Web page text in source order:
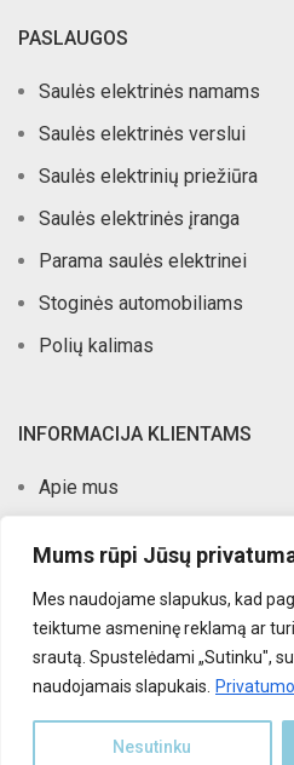
Mums rūpi Jūsų
Mes naudojame slapukus, kad
teiktume asmeninę reklamą ar
srautą. Spustelėdami „Sutinku",
naudojamais slapukais.
Nesutinku
PASLAUGOS
Saulės elektrinės namams
Saulės elektrinės verslui
Saulės elektrinių priežiūra
Saulės elektrinės įranga
Parama saulės elektrinei
Stoginės automobiliams
Polių kalimas
INFORMACIJA KLIENTAMS
Apie mus
Kontaktai
Privatumo politika
Pirkimo taisyklės